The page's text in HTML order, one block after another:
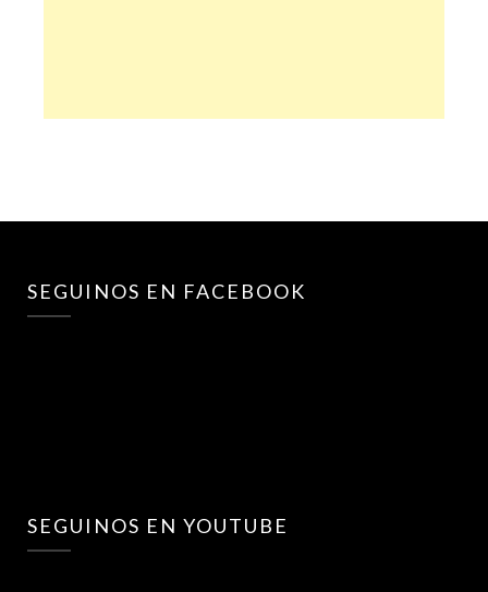
SEGUINOS EN FACEBOOK
SEGUINOS EN YOUTUBE